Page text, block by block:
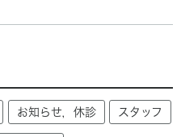
お知らせ，休診 スタッフ